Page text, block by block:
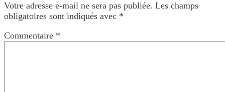
Votre adresse e-mail ne sera pas publiée. Les champs
obligatoires sont indiqués avec *
Commentaire *